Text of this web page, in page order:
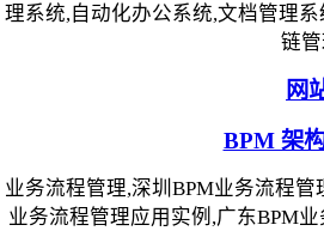
理系统,自动化办公系统,文档管理
链
网
BPM 架
业务流程管理,深圳BPM业务流程管
业务流程管理应用实例,广东BPM